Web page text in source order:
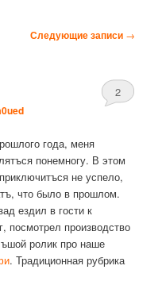
Следующие записи →
2
года, меня
понемногу. В этом
не успело,
что было в прошлом.
ездил в гости к
посмотрел производство
ролик про наше
. Традиционная рубрика